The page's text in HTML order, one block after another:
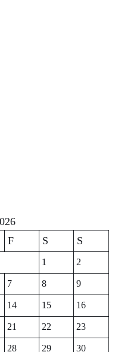
F S S
1
2
7 8
9
14 15
16
21 22
23
28 29
30